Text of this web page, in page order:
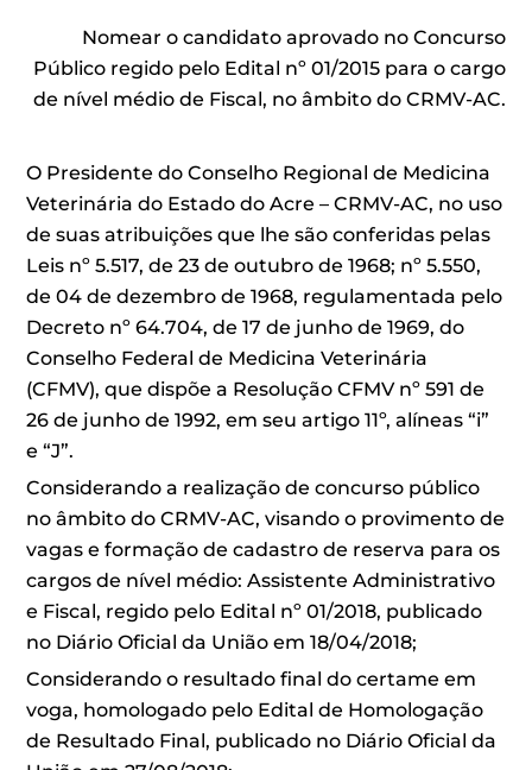
Nomear o candidato aprovado no Concurso
Público regido pelo Edital nº 01/2015 para o cargo
de nível médio de Fiscal, no âmbito do CRMV-AC.
O Presidente do Conselho Regional de Medicina
Veterinária do Estado do Acre – CRMV-AC, no uso
de suas atribuições que lhe são conferidas pelas
Leis nº 5.517, de 23 de outubro de 1968; nº 5.550,
de 04 de dezembro de 1968, regulamentada pelo
Decreto nº 64.704, de 17 de junho de 1969, do
Conselho Federal de Medicina Veterinária
(CFMV), que dispõe a Resolução CFMV nº 591 de
26 de junho de 1992, em seu artigo 11º, alíneas “i”
e “J”.
Considerando a realização de concurso público
no âmbito do CRMV-AC, visando o provimento de
vagas e formação de cadastro de reserva para os
cargos de nível médio: Assistente Administrativo
e Fiscal, regido pelo Edital nº 01/2018, publicado
no Diário Oficial da União em 18/04/2018;
Considerando o resultado final do certame em
voga, homologado pelo Edital de Homologação
de Resultado Final, publicado no Diário Oficial da